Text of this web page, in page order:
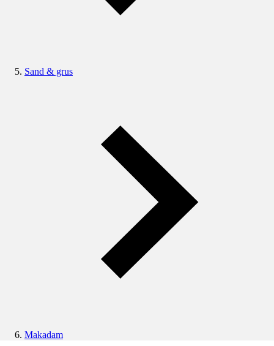
Sand & grus
Makadam